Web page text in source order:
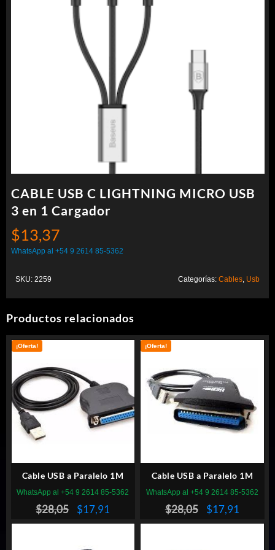
CABLE USB C LIGHTNING MICRO USB
3 en 1 Cargador
$13,37
WhatsApp al +54 9 2614 85-5362
SKU: 2259 Categorías: Cables Usb
Productos relacionados
¡Oferta!
Cable USB a Paralelo 1M
$28,05
El
precio
era:
$17,91
precio
WhatsApp al +54 9 2614 85-5362
¡Oferta!
Cable USB a Paralelo 1M
$28,05
El
precio
$17,91El
precio
WhatsApp al +54 9 2614 85-5362